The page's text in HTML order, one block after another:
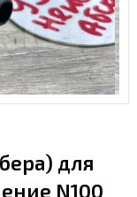
для
N100